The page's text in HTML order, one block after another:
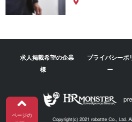
ページの
求人掲載希望の企業
様
プライバシーポ
ー
Copyright(c) 2021 robottte Co., Ltd.